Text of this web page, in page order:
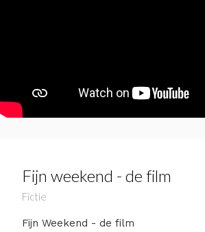
Fijn weekend - de film
Fictie
Fijn Weekend - de film